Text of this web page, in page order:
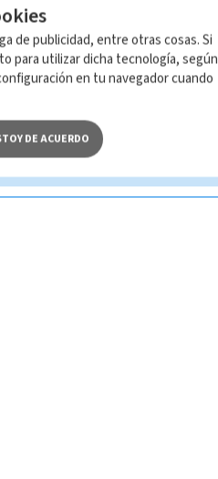
su reproducción no
de publicidad, entre otras cosas. Si
para utilizar dicha tecnología, según
en tu navegador cuando
DE ACUERDO